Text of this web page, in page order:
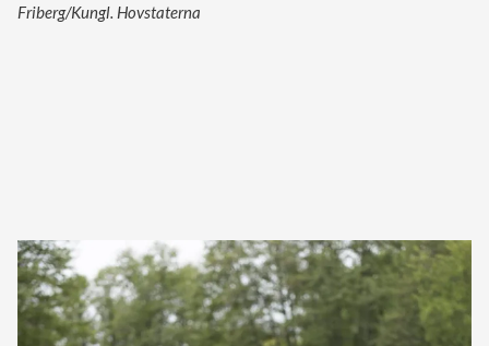
Friberg/Kungl. Hovstaterna